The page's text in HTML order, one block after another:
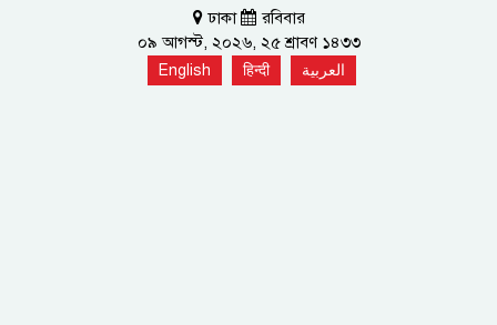
ঢাকা
রবিবার
০৯ আগস্ট, ২০২৬, ২৫ শ্রাবণ ১৪৩৩
English हिन्दी العربية